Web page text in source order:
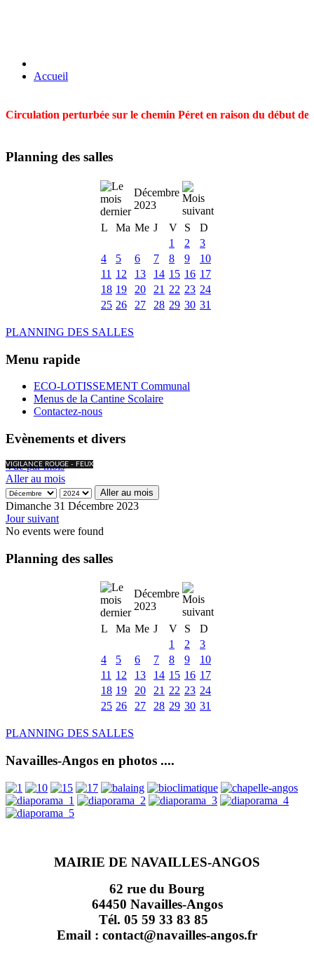
Accueil
Circulation perturbée sur le chemin Péret en raison du début
Planning des salles
Décembre
2023
L
Ma Me J V S
D
1
2
3
4
5 6 7 8 9
10
11 12 13 14 15 16 17
18 19 20 21 22 23 24
25 26 27 28 29 30 31
PLANNING DES SALLES
Menu rapide
ECO-LOTISSEMENT Communal
Menus de la Cantine Scolaire
Contactez-nous
Evènements et divers
VIGILANCE ROUGE - FEUX
Vue par mois
Aller au mois
Aller au mois
Dimanche 31 Décembre 2023
Jour suivant
No events were found
Planning des salles
Décembre
2023
L
Ma Me J V S
D
1
2
3
4
5 6 7 8 9
10
11 12 13 14 15 16 17
18 19 20 21 22 23 24
25 26 27 28 29 30 31
PLANNING DES SALLES
Navailles-Angos en photos ....
MAIRIE DE NAVAILLES-ANGOS
62 rue du Bourg
64450 Navailles-Angos
Tél. 05 59 33 83 85
Email : contact@navailles-angos.fr